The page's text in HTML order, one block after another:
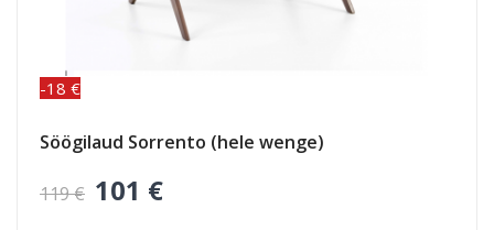
-18 €
Söögilaud Sorrento (hele wenge)
119 € 101 €